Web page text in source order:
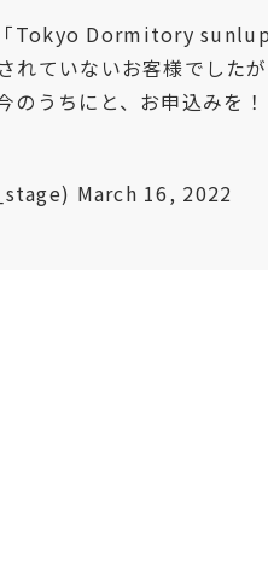
Tokyo Dormitory
れていないお客様でした
のうちにと、お申込みを
March 16, 2022